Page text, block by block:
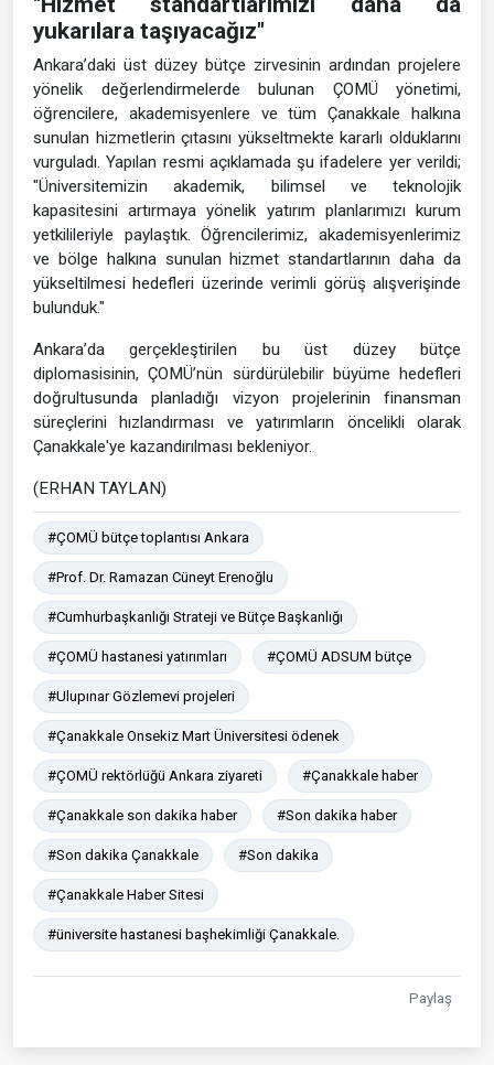
yukarılara taşıyacağız"
Ankara’daki üst düzey bütçe zirvesinin ardından projelere
yönelik değerlendirmelerde bulunan ÇOMÜ yönetimi,
öğrencilere, akademisyenlere ve tüm Çanakkale halkına
sunulan hizmetlerin çıtasını yükseltmekte kararlı olduklarını
vurguladı. Yapılan resmi açıklamada şu ifadelere yer verildi;
"Üniversitemizin akademik, bilimsel ve teknolojik
kapasitesini artırmaya yönelik yatırım planlarımızı kurum
yetkilileriyle paylaştık. Öğrencilerimiz, akademisyenlerimiz
ve bölge halkına sunulan hizmet standartlarının daha da
yükseltilmesi hedefleri üzerinde verimli görüş alışverişinde
bulunduk."
Ankara’da gerçekleştirilen bu üst düzey bütçe
diplomasisinin, ÇOMÜ’nün sürdürülebilir büyüme hedefleri
doğrultusunda planladığı vizyon projelerinin finansman
süreçlerini hızlandırması ve yatırımların öncelikli olarak
Çanakkale'ye kazandırılması bekleniyor.
(ERHAN TAYLAN)
#ÇOMÜ bütçe toplantısı Ankara
#Prof. Dr. Ramazan Cüneyt Erenoğlu
#Cumhurbaşkanlığı Strateji ve Bütçe Başkanlığı
#ÇOMÜ hastanesi yatırımları #ÇOMÜ ADSUM bütçe
#Ulupınar Gözlemevi projeleri
#Çanakkale Onsekiz Mart Üniversitesi ödenek
#ÇOMÜ rektörlüğü Ankara ziyareti #Çanakkale haber
#Çanakkale son dakika haber #Son dakika haber
#Son dakika Çanakkale #Son dakika
#Çanakkale Haber Sitesi
#üniversite hastanesi başhekimliği Çanakkale.
Paylaş